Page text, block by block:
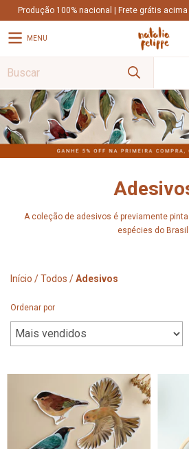
Produção 100% nacional | Frete grátis
MENU
A coleção de adesivos é previamente
espécies do Brasil.
Início /Todos /Adesivos
Ordenar por